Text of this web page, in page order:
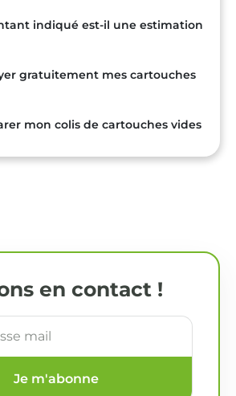
indiqué est-il une estimation
gratuitement mes cartouches
mon colis de cartouches vides
en contact !
Je m'abonne